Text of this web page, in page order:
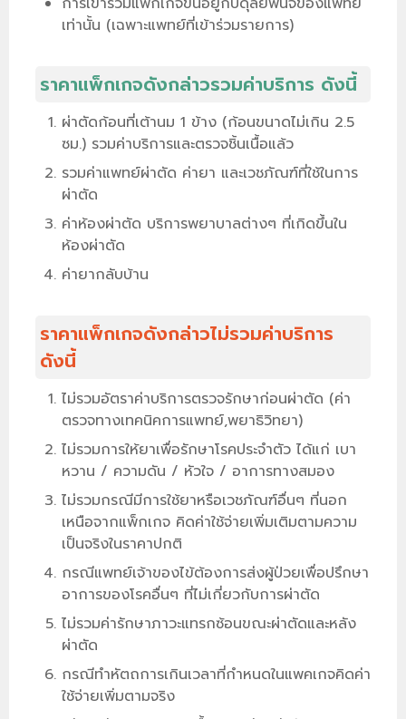
เท่านั้น (เฉพาะแพทย์ที่เข้าร่วมรายการ)
ราคาแพ็กเกจดังกล่าวรวมค่าบริการ ดังนี้
ผ่าตัดก้อนที่เต้านม 1 ข้าง (ก้อนขนาดไม่เกิน 2.5
ซม.) รวมค่าบริการและตรวจชิ้นเนื้อแล้ว
รวมค่าแพทย์ผ่าตัด ค่ายา และเวชภัณฑ์ที่ใช้ในการ
ผ่าตัด
ค่าห้องผ่าตัด บริการพยาบาลต่างๆ ที่เกิดขึ้นใน
ห้องผ่าตัด
ค่ายากลับบ้าน
ราคาแพ็กเกจดังกล่าวไม่รวมค่าบริการ
ดังนี้
ไม่รวมอัตราค่าบริการตรวจรักษาก่อนผ่าตัด (ค่า
ตรวจทางเทคนิคการแพทย์,พยาธิวิทยา)
ไม่รวมการให้ยาเพื่อรักษาโรคประจำตัว ได้แก่ เบา
หวาน / ความดัน / หัวใจ / อาการทางสมอง
ไม่รวมกรณีมีการใช้ยาหรือเวชภัณฑ์อื่นๆ ที่นอก
เหนือจากแพ็กเกจ คิดค่าใช้จ่ายเพิ่มเติมตามความ
เป็นจริงในราคาปกติ
กรณีแพทย์เจ้าของไข้ต้องการส่งผู้ป่วยเพื่อปรึกษา
อาการของโรคอื่นๆ ที่ไม่เกี่ยวกับการผ่าตัด
ไม่รวมค่ารักษาภาวะแทรกซ้อนขณะผ่าตัดและหลัง
ผ่าตัด
กรณีทำหัตถการเกินเวลาที่กำหนดในแพคเกจคิดค่า
ใช้จ่ายเพิ่มตามจริง